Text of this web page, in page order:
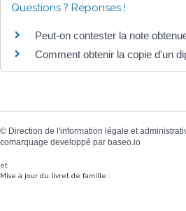
Questions ? Réponses !
Peut-on contester la note
Comment obtenir la copie d'un
© Direction de l'information légale et
comarquage developpé par baseo.io
et
Mise à jour du livret de famille :